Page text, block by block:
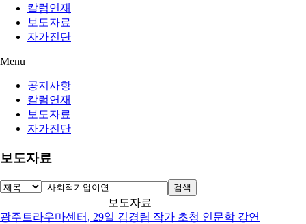
칼럼연재
보도자료
자가진단
Menu
공지사항
칼럼연재
보도자료
자가진단
보도자료
검색
보도자료
광주트라우마센터, 29일 김경림 작가 초청 인문학 강연